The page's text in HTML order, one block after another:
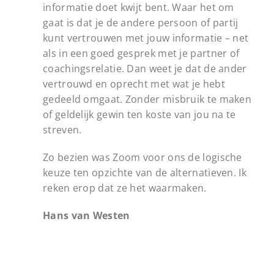
informatie doet kwijt bent. Waar het om
gaat is dat je de andere persoon of partij
kunt vertrouwen met jouw informatie – net
als in een goed gesprek met je partner of
coachingsrelatie. Dan weet je dat de ander
vertrouwd en oprecht met wat je hebt
gedeeld omgaat. Zonder misbruik te maken
of geldelijk gewin ten koste van jou na te
streven.
Zo bezien was Zoom voor ons de logische
keuze ten opzichte van de alternatieven. Ik
reken erop dat ze het waarmaken.
Hans van Westen